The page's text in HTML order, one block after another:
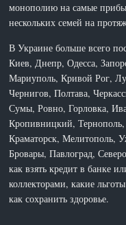
монополию на самые
нескольких семей на
В Украине больше всего
Киев, Днепр, Одесса,
Мариуполь, Кривой Рог,
Чернигов, Полтава,
Сумы, Ровно, Горловка,
Кропивницкий,
Краматорск, Мелитополь,
Бровары, Павлоград,
как взять кредит в банке
коллекторами, какие
как сохранить здоровье.